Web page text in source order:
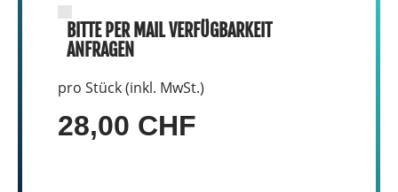
BITTE PER MAIL VERFÜGBARKEIT
ANFRAGEN
pro Stück (inkl. MwSt.)
28,00 CHF